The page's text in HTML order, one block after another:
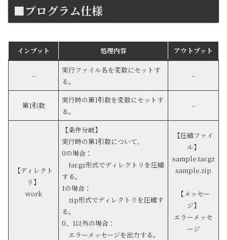
■プログラム仕様
インプット 処理内容 アウトプット
–
実行ファイル名を変数にセットす
る。
–
第1引数
実行時の第1引数を変数にセットす
る。
–
【ディレクト
リ】
work
【条件分岐】
実行時の第1引数について、
0の場合：
tar.gz形式でディレクトリを圧縮
する。
1の場合：
zip形式でディレクトリを圧縮す
る。
0、1以外の場合：
エラーメッセージを出力する。
【圧縮ファイ
ル】
sample.tar.gz
sample.zip
【メッセー
ジ】
エラーメッセ
ージ